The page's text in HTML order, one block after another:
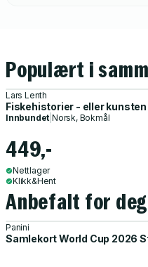
Populært i
Lars Lenth
Fiskehistorier - eller
Innbundet |Norsk, Bokmål
449,-
Nettlager
Klikk&Hent
Anbefalt for deg
Panini
Samlekort World Cup 2026